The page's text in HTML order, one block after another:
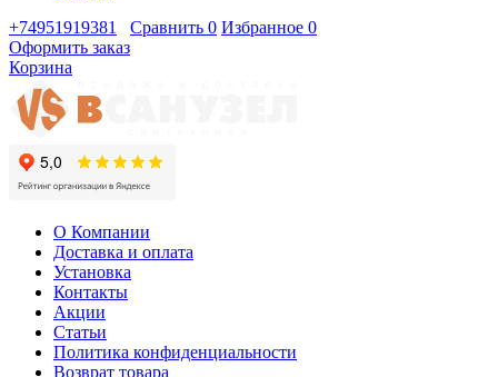
+74951919381
Сравнить 0 Избранное 0
Оформить заказ
Корзина
О Компании
Доставка и оплата
Установка
Контакты
Акции
Статьи
Политика конфиденциальности
Возврат товара